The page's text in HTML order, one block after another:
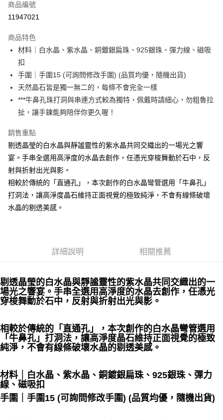
超商取貨付款
Apple Pay
街口支付
悠遊付
ATM付款
全家取貨付款
每筆NT$80，滿NT$3,000(含以上)免運費
7-11取貨付款
賣家宅配幫您送（台灣）
每筆NT$80，滿NT$3,000(含以上)免運費
免運費
商品編號
11947021
商品特色
材料｜白水晶、紫水晶、銅鍍銀扁珠、925銀珠、彈力線、磁吸
扣
手圍｜手圍15 (可詢問修改手圍) (品質均優，隨機出貨)
天然晶石皆是獨一無二的，每條不會完全一樣
***牛鼻孔珠打洞與串連方式較為獨特，佩戴時請細心，勿粗魯拉
扯，讓手鍊能夠陪伴你更久喔！
銷售重點
剔透晶瑩的白水晶與靜謐靈性的紫水晶共同交織出的一場光之響
宴。手串全選用高淨度的水晶去創作，任憑光穿梭舞動於石中，反
射與折射出光與影。
相較於傳統的「直通孔」，本次創作的白水晶彎管選用「牛鼻孔」
打洞法，讓高淨度晶石維持正面視覺的極致純淨，不會有線條破壞
水晶的剔透美感。
詳細說明 相關推薦
剔透晶瑩的白水晶與靜謐靈性的紫水晶共同交織出的一
場光之響宴。手串全選用高淨度的水晶去創作，任憑光
穿梭舞動於石中，反射與折射出光與影。
相較於傳統的「直通孔」，本次創作的白水晶彎管選用
「牛鼻孔」打洞法，讓高淨度晶石維持正面視覺的極致
純淨，不會有線條破壞水晶的剔透美感。
材料｜白水晶、紫水晶、銅鍍銀扁珠、925銀珠、彈力
線、磁吸扣
手圍｜手圍15 (可詢問修改手圍) (品質均優，隨機出貨)